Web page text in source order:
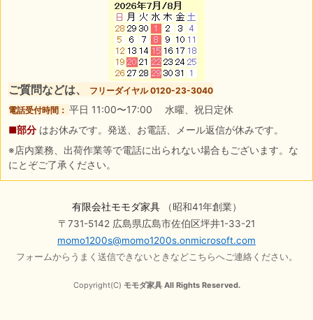
ご質問などは、
フリーダイヤル 0120-23-3040
電話受付時間： 平日 11:00〜17:00 水曜、祝日定休
■部分 はお休みです。発送、お電話、メール返信が休みです。
※店内業務、出荷作業等で電話に出られない場合もございます。な
にとぞご了承ください。
有限会社モモダ家具（昭和41年創業）
〒731-5142 広島県広島市佐伯区坪井1-33-21
momo1200s@momo1200s.onmicrosoft.com
フォームからうまく送信できないときなどこちらへご連絡ください。
Copyright(C) モモダ家具 All Rights Reserved.